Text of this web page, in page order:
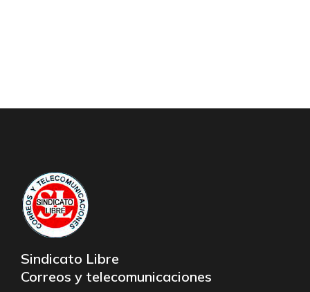
Sindicato Libre
Correos y telecomunicaciones